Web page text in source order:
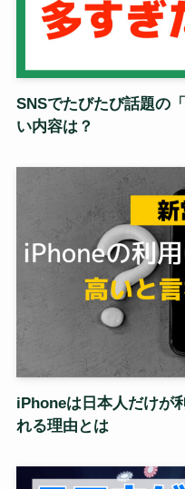
SNSでたびたび話題の
い内容は？
iPhoneは日本人だけが
れる理由とは